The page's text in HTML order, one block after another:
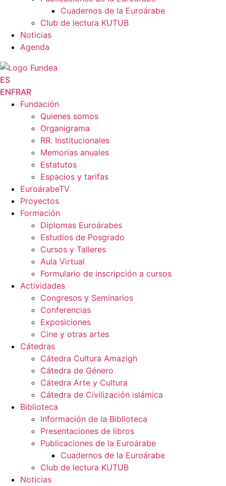
Cuadernos de la Euroárabe
Club de lectura KUTUB
Noticias
Agenda
ES
ENFRAR
Fundación
Quienes somos
Organigrama
RR. Institucionales
Memorias anuales
Estatutos
Espacios y tarifas
EuroárabeTV
Proyectos
Formación
Diplomas Euroárabes
Estudios de Posgrado
Cursos y Talleres
Aula Virtual
Formulario de inscripción a cursos
Actividades
Congresos y Seminarios
Conferencias
Exposiciones
Cine y otras artes
Cátedras
Cátedra Cultura Amazigh
Cátedra de Género
Cátedra Arte y Cultura
Cátedra de Civilización islámica
Biblioteca
Información de la Biblioteca
Presentaciones de libros
Publicaciones de la Euroárabe
Cuadernos de la Euroárabe
Club de lectura KUTUB
Noticias